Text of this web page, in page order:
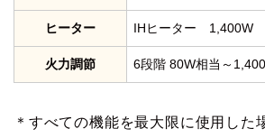
ヒーター IHヒーター 1,400W
火力調節 6段階 80W相当～
＊すべての機能を最大限に使用した